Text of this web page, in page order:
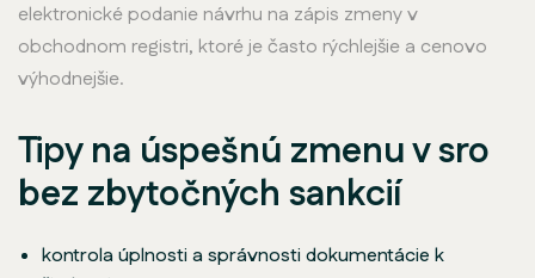
elektronické podanie návrhu na zápis zmeny v
obchodnom registri, ktoré je často rýchlejšie a cenovo
výhodnejšie.
Tipy na úspešnú zmenu v sro
bez zbytočných sankcií
kontrola úplnosti a správnosti dokumentácie k